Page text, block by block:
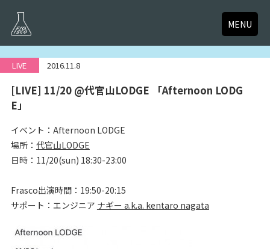
MENU
LIVE 2016.11.8
[LIVE] 11/20 @代官山LODGE 「Afternoon LODG
E」
イベント：Afternoon LODGE
場所： 代官山LODGE
日時：11/20(sun) 18:30-23:00
Frasco出演時間：19:50-20:15
サポート：エンジニア ナギー a.k.a. kentaro nagata